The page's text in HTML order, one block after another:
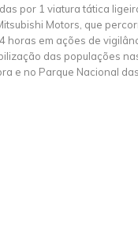
por 1 viatura tática
Motors, que
horas em ações de
das populações
e no Parque Nacional